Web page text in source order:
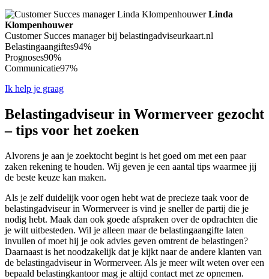
Linda
Klompenhouwer
Customer Succes manager bij belastingadviseurkaart.nl
Belastingaangiftes94%
Prognoses90%
Communicatie97%
Ik help je graag
Belastingadviseur in Wormerveer gezocht
– tips voor het zoeken
Alvorens je aan je zoektocht begint is het goed om met een paar
zaken rekening te houden. Wij geven je een aantal tips waarmee jij
de beste keuze kan maken.
Als je zelf duidelijk voor ogen hebt wat de precieze taak voor de
belastingadviseur in Wormerveer is vind je sneller de partij die je
nodig hebt. Maak dan ook goede afspraken over de opdrachten die
je wilt uitbesteden. Wil je alleen maar de belastingaangifte laten
invullen of moet hij je ook advies geven omtrent de belastingen?
Daarnaast is het noodzakelijk dat je kijkt naar de andere klanten van
de belastingadviseur in Wormerveer. Als je meer wilt weten over een
bepaald belastingkantoor mag je altijd contact met ze opnemen.